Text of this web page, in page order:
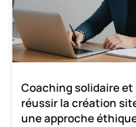
Coaching solidaire et
réussir la création
une approche